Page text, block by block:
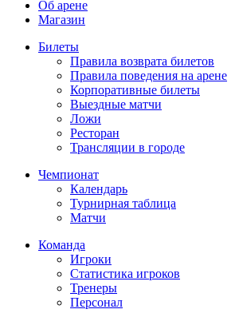
Об арене
Магазин
Билеты
Правила возврата билетов
Правила поведения на арене
Корпоративные билеты
Выездные матчи
Ложи
Ресторан
Трансляции в городе
Чемпионат
Календарь
Турнирная таблица
Матчи
Команда
Игроки
Статистика игроков
Тренеры
Персонал